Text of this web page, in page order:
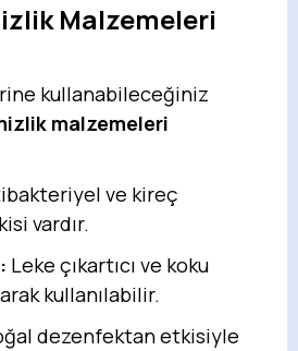
Malzemeleri
kullanabileceğiniz
malzemeleri
ve kireç
vardır.
Leke çıkartıcı ve koku
kullanılabilir.
dezenfektan etkisiyle